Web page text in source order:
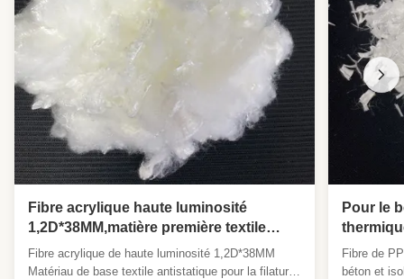
Fibre acrylique haute luminosité
1,2D*38MM,matière première textile
antistatique pour le filage de vêtements
et les tissus non tissés
Fibre acrylique de haute luminosité 1,2D*38MM
Matériau de base textile antistatique pour la filature
Pour le
mm Des
peuvent
Fibre de
béton et